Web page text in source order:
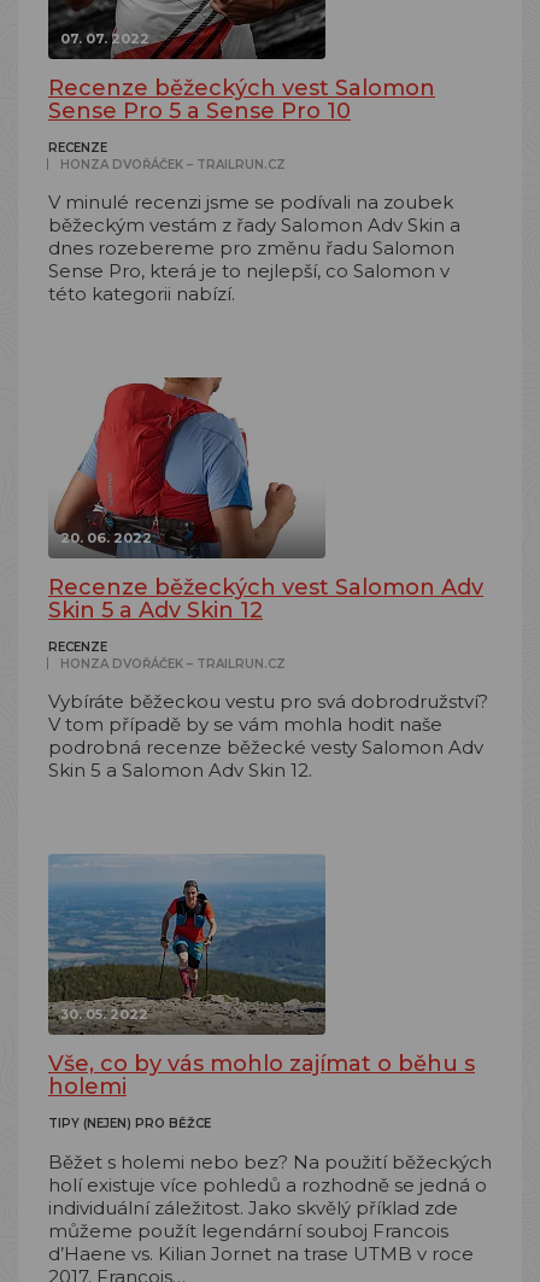
07. 07. 2022
Recenze běžeckých vest Salomon
Sense Pro 5 a Sense Pro 10
RECENZE
HONZA DVOŘÁČEK – TRAILRUN.CZ
V minulé recenzi jsme se podívali na zoubek
běžeckým vestám z řady Salomon Adv Skin a
dnes rozebereme pro změnu řadu Salomon
Sense Pro, která je to nejlepší, co Salomon v
této kategorii nabízí.
20. 06. 2022
Recenze běžeckých vest Salomon Adv
Skin 5 a Adv Skin 12
RECENZE
HONZA DVOŘÁČEK – TRAILRUN.CZ
Vybíráte běžeckou vestu pro svá dobrodružství?
V tom případě by se vám mohla hodit naše
podrobná recenze běžecké vesty Salomon Adv
Skin 5 a Salomon Adv Skin 12.
30. 05. 2022
Vše, co by vás mohlo zajímat o běhu s
holemi
TIPY (NEJEN) PRO BĚŽCE
Běžet s holemi nebo bez? Na použití běžeckých
holí existuje více pohledů a rozhodně se jedná o
individuální záležitost. Jako skvělý příklad zde
můžeme použít legendární souboj Francois
d’Haene vs. Kilian Jornet na trase UTMB v roce
2017. Francois…